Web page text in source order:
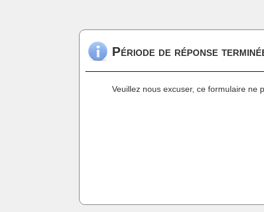
Période de réponse
Veuillez nous excuser, ce formulaire ne